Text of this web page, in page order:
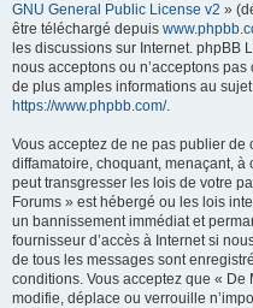
GNU General Public License v2 »
être téléchargé depuis
les discussions sur Internet. phpBB
nous acceptons ou n’acceptons
de plus amples informations au
https://www.phpbb.com/.
Vous acceptez de ne pas publier
diffamatoire, choquant, menaçant,
peut transgresser les lois de votre
Forums » est hébergé ou les lois
un bannissement immédiat et
fournisseur d’accès à Internet si
de tous les messages sont
conditions. Vous acceptez que «
modifie, déplace ou verrouille